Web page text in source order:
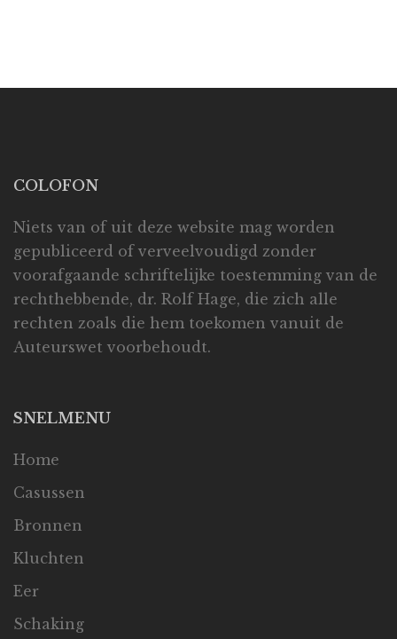
COLOFON
Niets van of uit deze website mag worden
gepubliceerd of verveelvoudigd zonder
voorafgaande schriftelijke toestemming van de
rechthebbende, dr. Rolf Hage, die zich alle
rechten zoals die hem toekomen vanuit de
Auteurswet voorbehoudt.
SNELMENU
Home
Casussen
Bronnen
Kluchten
Eer
Schaking